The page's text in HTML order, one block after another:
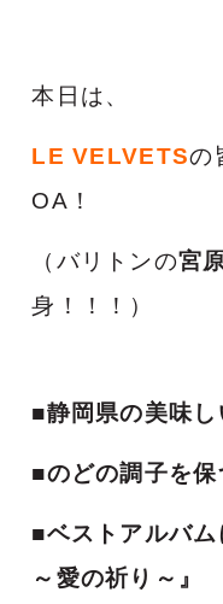
本日は、
LE VELVETSの
OA！
（バリトンの宮
身！！！）
■静岡県の美味し
■のどの調子を保
■ベストアルバ
～愛の祈り～』